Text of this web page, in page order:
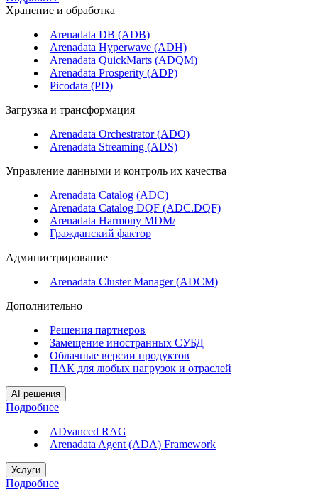
Хранение и обработка
Arenadata DB (ADB)
Arenadata Hyperwave (ADH)
Arenadata QuickMarts (ADQM)
Arenadata Prosperity (ADP)
Picodata (PD)
Загрузка и трансформация
Arenadata Orchestrator (ADO)
Arenadata Streaming (ADS)
Управление данными и контроль их качества
Arenadata Catalog (ADC)
Arenadata Catalog DQF (ADС.DQF)
Arenadata Harmony MDM/
Гражданский фактор
Администрирование
Arenadata Cluster Manager (ADCM)
Дополнительно
Решения партнеров
Замещение иностранных СУБД
Облачные версии продуктов
ПАК для любых нагрузок и отраслей
AI решения
Подробнее
ADvanced RAG
Arenadata Agent (ADA) Framework
Услуги
Подробнее